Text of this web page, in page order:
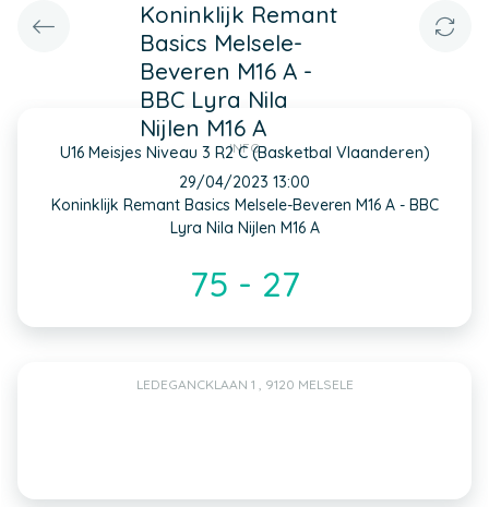
Koninklijk Remant
Basics Melsele-
Beveren M16 A -
BBC Lyra Nila
Nijlen M16 A
U16 Meisjes Niveau 3 R2 C (Basketbal Vlaanderen)
INFO
29/04/2023 13:00
Koninklijk Remant Basics Melsele-Beveren M16 A - BBC
Lyra Nila Nijlen M16 A
75 - 27
LEDEGANCKLAAN 1 , 9120 MELSELE